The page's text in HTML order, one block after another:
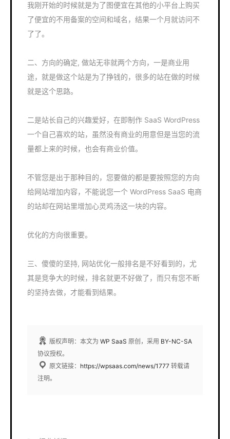
我刚开始的时候就是为了图便宜在其他的小平台上购买
了便宜的不用备案的空间和域名，结果一个月就访问不
了了。
二、方向的确定, 做站无非就两个方向，一是商业用
途，就是做这个站是为了挣钱的，很多的站在做的时候
就是这个思路。
二是站长自己的兴趣爱好，在即制作 SaaS WordPress
一个自己喜欢的站，虽然没有商业的用意但是当您的流
量都上来的时候，也会有商业价值。
不管您是出于那种目的，您要做的都是要按照您的方向
给网站增加内容，不能说您一个 WordPress SaaS 电商
的站却在网站里增加心灵鸡汤这一块的内容。
优化的方向很重要。
三、傻傻的坚持, 网站优化一般排名是不好看到的，尤
其是竞争大的时候，排名就更不好做了，而只有您不断
的坚持去做，才能看到结果。
版权声明：本文为 WP SaaS 原创，采用 BY-NC-SA
协议授权。
原文链接： https://wpsaas.com/news/1777 转载请
注明。